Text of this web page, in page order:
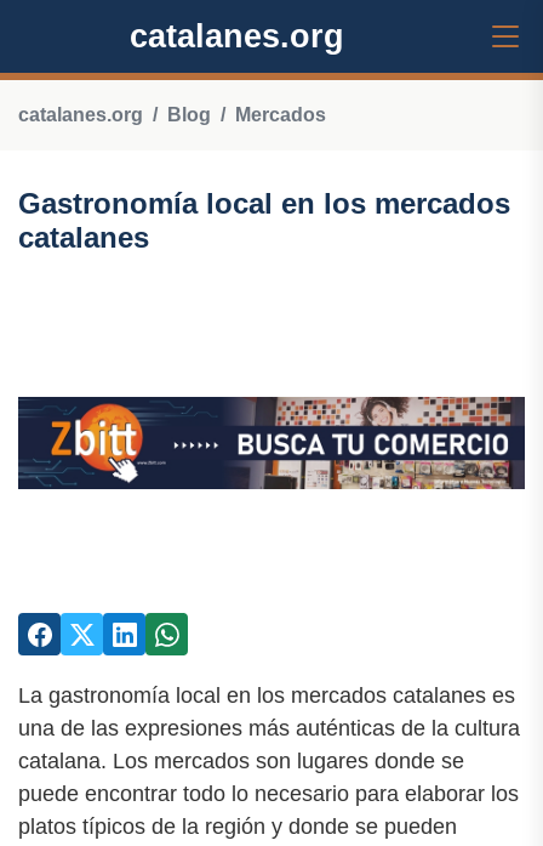
catalanes.org
catalanes.org Blog Mercados
Gastronomía local en los mercados
catalanes
La gastronomía local en los mercados catalanes es
una de las expresiones más auténticas de la cultura
catalana. Los mercados son lugares donde se
puede encontrar todo lo necesario para elaborar los
platos típicos de la región y donde se pueden